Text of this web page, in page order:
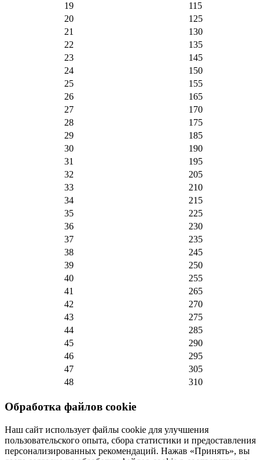
19
115
20
125
21
130
22
135
23
145
24
150
25
155
26
165
27
170
28
175
29
185
30
190
31
195
32
205
33
210
34
215
35
225
36
230
37
235
38
245
39
250
40
255
41
265
42
270
43
275
44
285
45
290
46
295
47
305
48
310
Обработка файлов cookie
Наш сайт использует файлы cookie для улучшения
пользовательского опыта, сбора статистики и предоставления
персонализированных рекомендаций. Нажав «Принять», вы